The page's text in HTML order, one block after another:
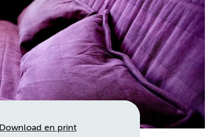
Download en print